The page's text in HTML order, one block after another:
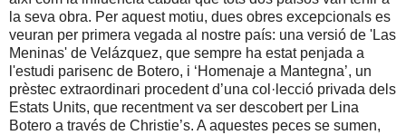
la seva obra. Per aquest motiu, dues obres excepcionals es
veuran per primera vegada al nostre país: una versió de 'Las
Meninas' de Velázquez, que sempre ha estat penjada a
l'estudi parisenc de Botero, i ‘Homenaje a Mantegna’, un
prèstec extraordinari procedent d’una col·lecció privada dels
Estats Units, que recentment va ser descobert per Lina
Botero a través de Christie’s. A aquestes peces se sumen,